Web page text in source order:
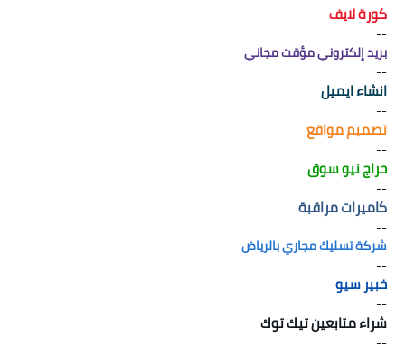
كورة لايف
--
بريد إلكتروني مؤقت مجاني
--
انشاء ايميل
--
تصميم مواقع
--
حراج نيو سوق
--
كاميرات مراقبة
--
شركة تسليك مجاري بالرياض
--
خبير سيو
--
شراء متابعين تيك توك
--